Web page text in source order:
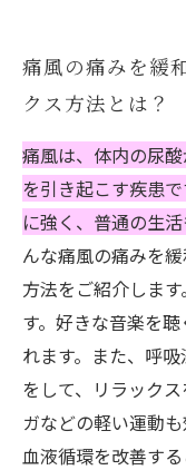
痛風の痛みを緩
クス方法とは？
痛風は、体内の尿
を引き起こす疾患
に強く、普通の生
んな痛風の痛みを
方法をご紹介しま
す。好きな音楽を
れます。また、呼
をして、リラック
ガなどの軽い運動
血液循環を改善す